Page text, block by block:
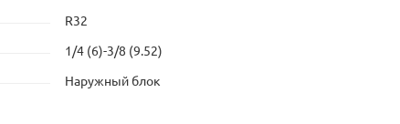
R32
1/4 (6)-3/8 (9.52)
Наружный блок